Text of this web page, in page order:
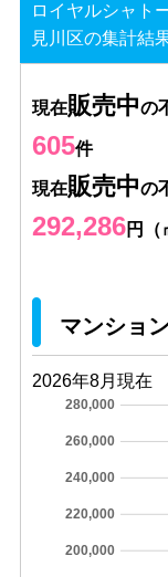
ロイヤルシャト
見川区の集計結
現在販売中の
605件
現在販売中の
292,286円（
マンショ
2026年8月現在
200,000
220,000
240,000
260,000
280,000